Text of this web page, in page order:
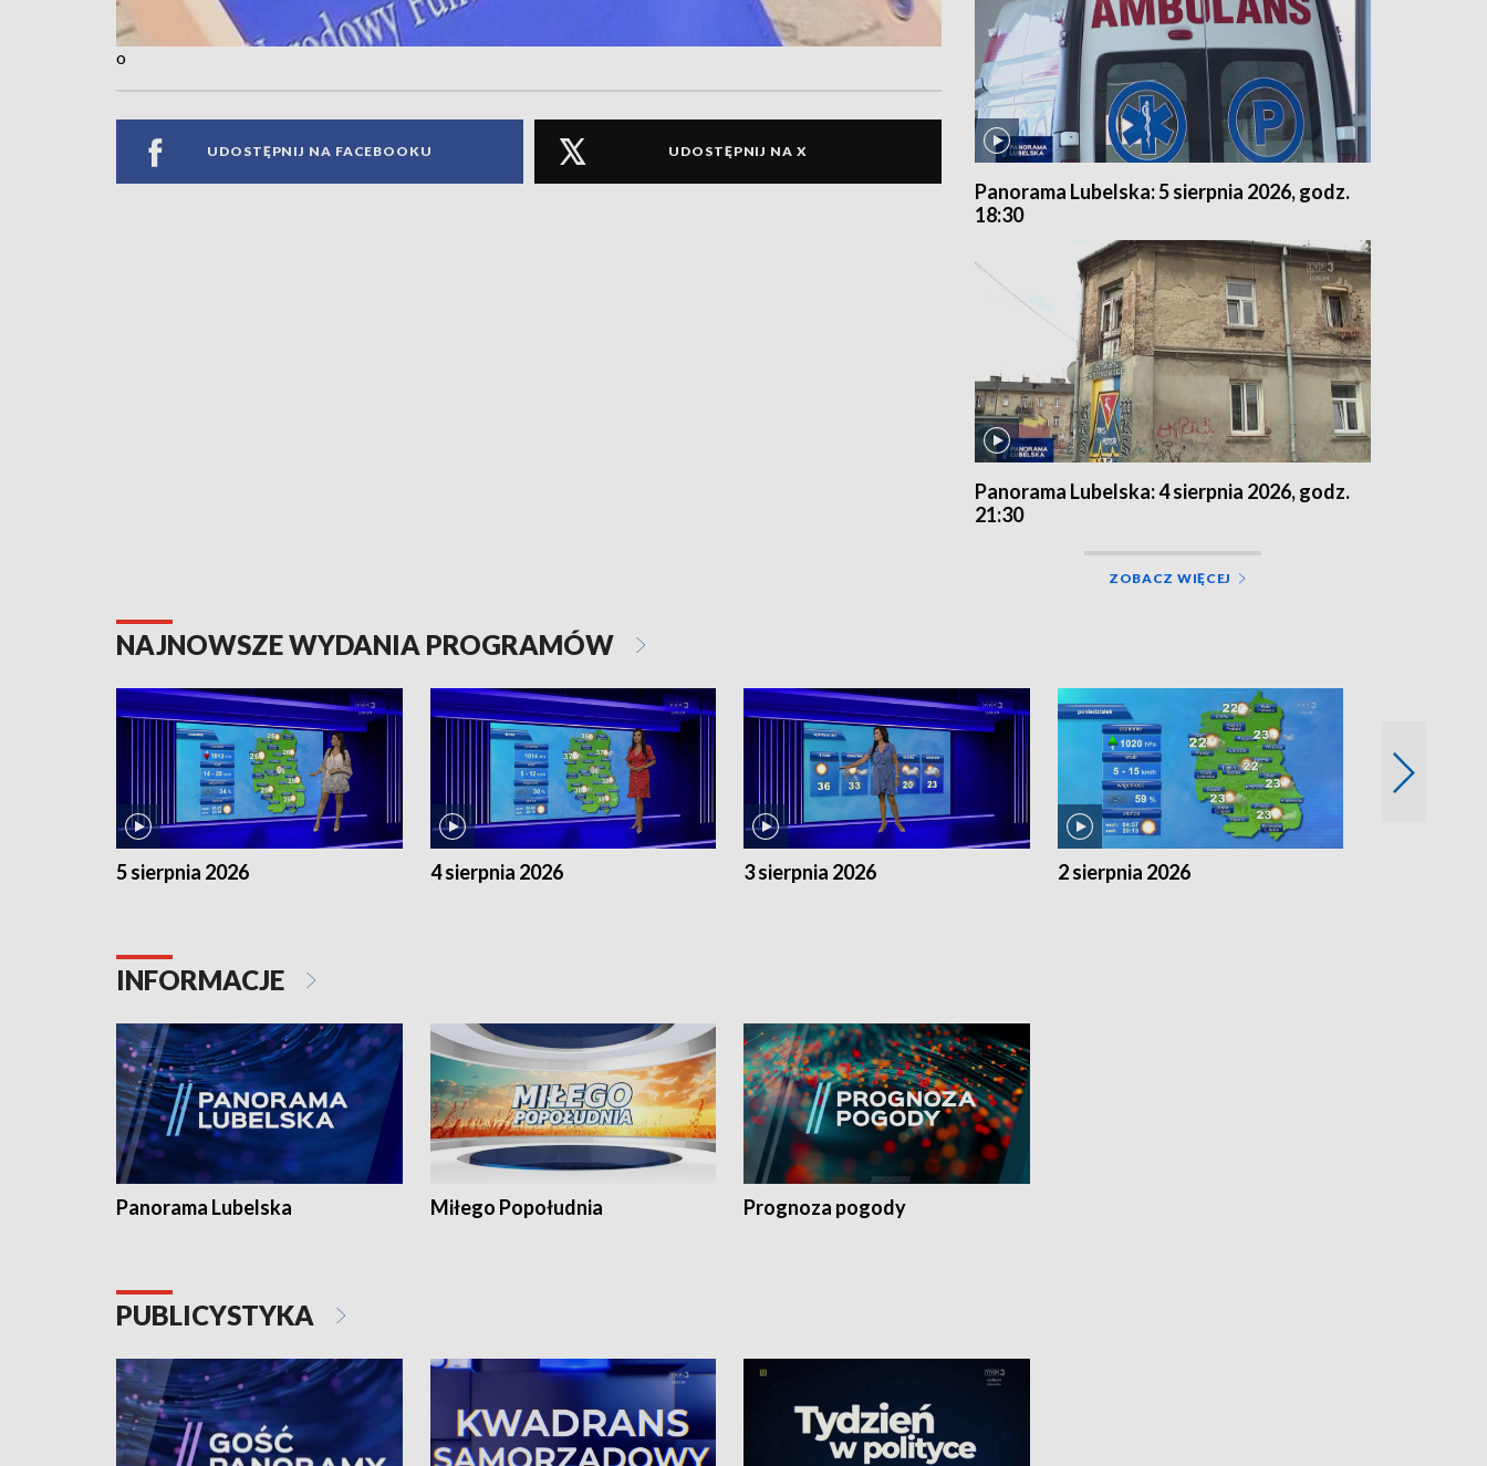
o
UDOSTĘPNIJ NA FACEBOOKU UDOSTĘPNIJ NA X
Panorama Lubelska: 5 sierpnia 2026, godz.
18:30
Panorama Lubelska: 4 sierpnia 2026, godz.
21:30
ZOBACZ WIĘCEJ
NAJNOWSZE WYDANIA PROGRAMÓW
5 sierpnia 2026 4 sierpnia 2026 3 sierpnia 2026 2 sierpnia 2026
INFORMACJE
Panorama Lubelska Miłego Popołudnia Prognoza pogody
PUBLICYSTYKA